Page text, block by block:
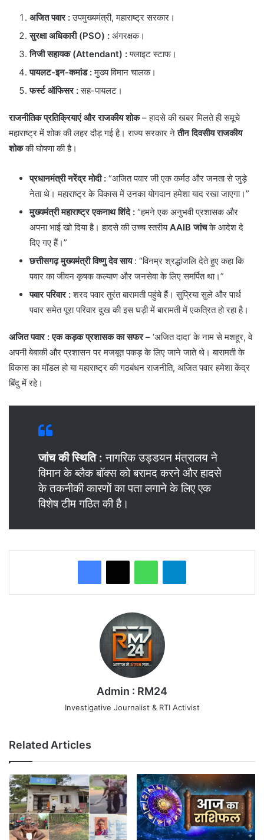
अजित पवार :उपमुख्यमंत्री, महाराष्ट्र सरकार।
सुरक्षा अधिकारी (PSO) : अंगरक्षक।
निजी सहायक (Attendant) :फ्लाइट स्टाफ।
पायलट-इन-कमांड :मुख्य विमान चालक।
फर्स्ट ऑफिसर :सह-पायलट।
राजनीतिक प्रतिक्रियाएं और राजकीय शोक– हादसे की खबर मिलते ही समूचे
महाराष्ट्र में शोक की लहर दौड़ गई है। राज्य सरकार नेतीन दिवसीय राजकीय
शोककी घोषणा की है।
प्रधानमंत्री नरेंद्र मोदी : “अजित पवार जी एक कर्मठ और जनता से जुड़े
नेता थे। महाराष्ट्र के विकास में उनका योगदान हमेशा याद रखा जाएगा।”
मुख्यमंत्री महाराष्ट्र एकनाथ शिंदे : “हमने एक अनुभवी प्रशासक और
अपना भाई खो दिया है। हादसे की उच्च स्तरीयAAIB जांचके आदेश दे
दिए गए हैं।”
छत्तीसगढ़ मुख्यमंत्री विष्णु देव साय : “विनम्र श्रद्धांजलि देते हुए कहा कि
पवार का जीवन कृषक कल्याण और जनसेवा के लिए समर्पित था।”
पवार परिवार :शरद पवार तुरंत बारामती पहुंचे हैं। सुप्रिया सुले और पार्थ
पवार समेत पूरा परिवार दुख की इस घड़ी में बारामती में एकत्रित हो रहा है।
अजित पवार : एक कड़क प्रशासक का सफर– ‘अजित दादा’ के नाम से मशहूर, वे
अपनी बेबाकी और प्रशासन पर मजबूत पकड़ के लिए जाने जाते थे। बारामती के
विकास का मॉडल हो या महाराष्ट्र की गठबंधन राजनीति, अजित पवार हमेशा केंद्र
बिंदु में रहे।
जांच की स्थिति : नागरिक उड्डयन मंत्रालय ने
विमान के ब्लैक बॉक्स को बरामद करने और हादसे
के तकनीकी कारणों का पता लगाने के लिए एक
विशेष टीम गठित की है।
WhatsAppTelegram
Admin : RM24
Investigative Journalist & RTI Activist
Related Articles